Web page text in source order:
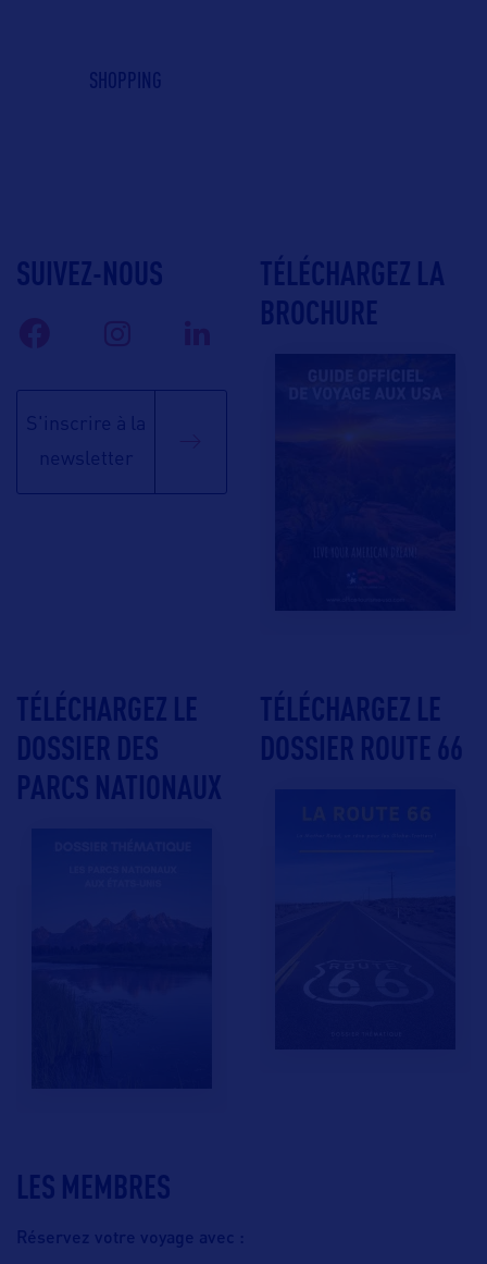
SHOPPING
LES MEMBRES
Réservez votre voyage avec :
SUIVEZ-NOUS
S'inscrire à la
newsletter
TÉLÉCHARGEZ LA
BROCHURE
TÉLÉCHARGEZ LE
DOSSIER DES
PARCS NATIONAUX
TÉLÉCHARGEZ LE
DOSSIER ROUTE 66